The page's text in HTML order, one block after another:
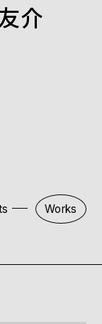
介
Works